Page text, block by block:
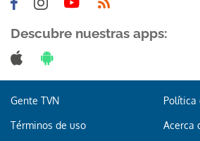
Gracias por suscribirte a
Descubre nuestras apps:
Gente TVN Política
Términos de uso Acerca